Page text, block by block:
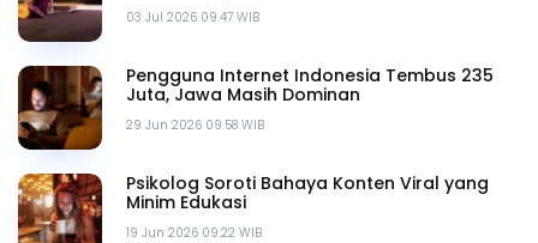
03 Jul 2026 09.47 WIB
29 Jun 2026 09.58 WIB
Pengguna Internet Indonesia Tembus 235
Juta, Jawa Masih Dominan
19 Jun 2026 09.22 WIB
Psikolog Soroti Bahaya Konten Viral yang
Minim Edukasi